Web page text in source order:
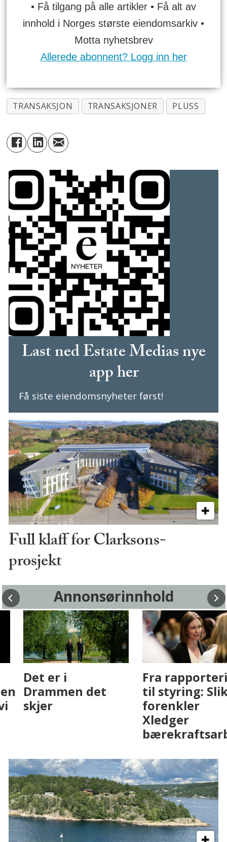
• Få tilgang på alle artikler • Få alt av
innhold i Norges største eiendomsarkiv •
Motta nyhetsbrev
Allerede abonnent? Logg inn her
TRANSAKSJON TRANSAKSJONER PLUSS
Last ned Estate Medias nye
app her
Få siste eiendomsnyheter først!
Full klaff for Clarksons-
prosjekt
Annonsørinnhold
Fenistra endrer
eiendomsbransjen
med AI. Slik ser vi
Det er i
Drammen det
skjer